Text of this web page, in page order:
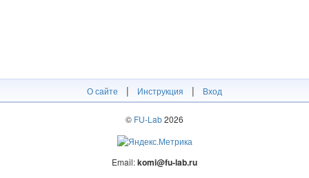
О сайте | Инструкция | Вход
© FU-Lab2026
Email:komi@fu-lab.ru